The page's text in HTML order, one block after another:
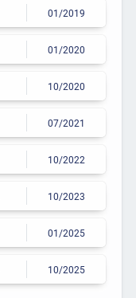
01/2019
01/2020
10/2020
07/2021
10/2022
10/2023
01/2025
10/2025